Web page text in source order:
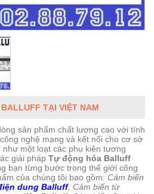
TẠI VIỆT NAM
sản phẩm chất lượng cao với tính
nghệ mạng và kết nối cho cơ sở
một loạt các phụ kiện tương
giải pháp Tự động hóa Balluff
bạn từng bước trong thế giới công
của chúng tôi bao gồm: Cảm biến
dung Balluff, Cảm biến từ